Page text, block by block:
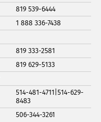
819 539-6444
1 888 336-7438
819 333-2581
819 629-5133
514-481-4711|514-629-
8483
506-344-3261